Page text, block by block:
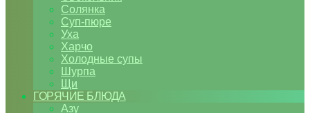
Солянка
Суп-пюре
Уха
Харчо
Холодные супы
Шурпа
Щи
ГОРЯЧИЕ БЛЮДА
Азу